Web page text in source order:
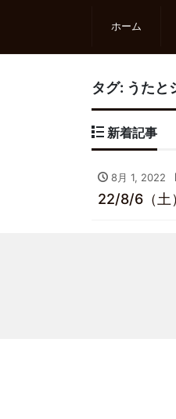
ホーム
タグ: うたと
新着記事
8月 1, 2022
22/8/6（土